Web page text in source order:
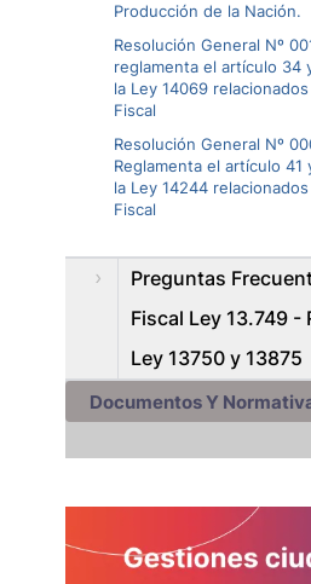
Producción de la Nación.
Resolución General Nº
reglamenta el artículo 34
la Ley 14069
Fiscal
Resolución General Nº
Reglamenta el artículo
la Ley 14244
Fiscal
Preguntas
Fiscal Ley 13.749 -
Ley 13750 y 13875
Documentos Y